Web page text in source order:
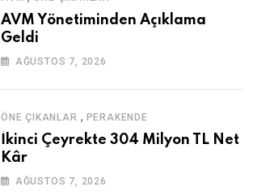
AVM Yönetiminden Açıklama
Geldi
AĞUSTOS 7, 2026
ÖNE ÇIKANLAR , PERAKENDE
İkinci Çeyrekte 304 Milyon TL Net
Kâr
AĞUSTOS 7, 2026